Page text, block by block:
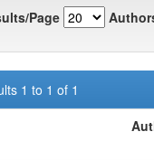
Page
1 to 1 of 1